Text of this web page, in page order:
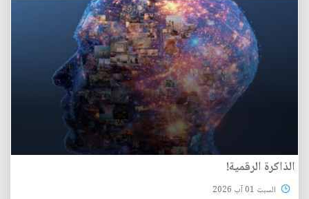
الذاكرة الرقمية!
السبت 01 آب 2026